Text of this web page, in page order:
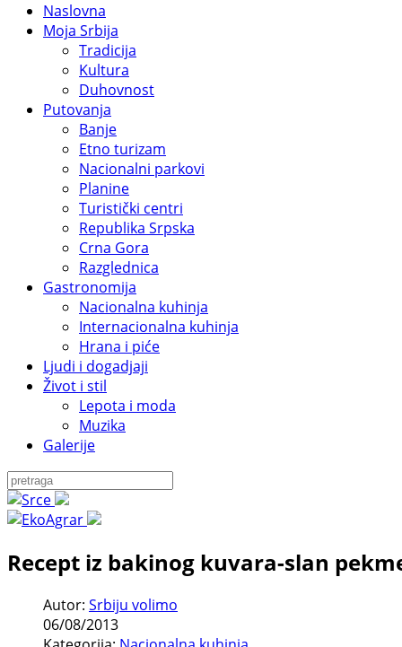
Naslovna
Moja Srbija
Tradicija
Kultura
Duhovnost
Putovanja
Banje
Etno turizam
Nacionalni parkovi
Planine
Turistički centri
Republika Srpska
Crna Gora
Razglednica
Gastronomija
Nacionalna kuhinja
Internacionalna kuhinja
Hrana i piće
Ljudi i dogadjaji
Život i stil
Lepota i moda
Muzika
Galerije
Recept iz bakinog kuvara-slan
Autor: Srbiju volimo
06/08/2013